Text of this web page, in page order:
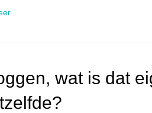
wat is dat